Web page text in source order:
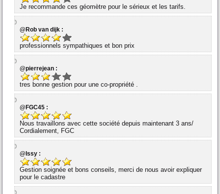
Je recommande ces géomètre pour le sérieux et les tarifs.
@Rob van dijk :
professionnels sympathiques et bon prix
@pierrejean :
tres bonne gestion pour une co-propriété .
@FGC45 :
Nous travaillons avec cette société depuis maintenant 3 ans/
Cordialement, FGC
@Issy :
Gestion soignée et bons conseils, merci de nous avoir expliquer
pour le cadastre